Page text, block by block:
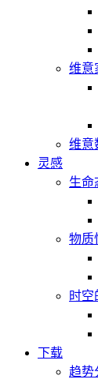
维意
维意
灵感
生命
物质
时空
下载
趋势